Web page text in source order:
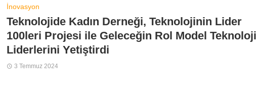
İnovasyon
Teknolojide Kadın Derneği, Teknolojinin Lider
100leri Projesi ile Geleceğin Rol Model Teknoloji
Liderlerini Yetiştirdi
3 Temmuz 2024